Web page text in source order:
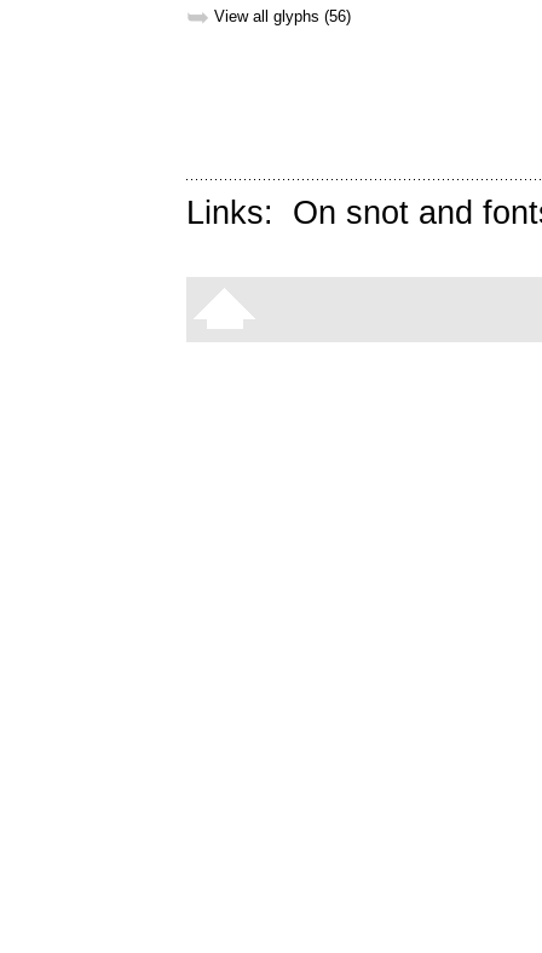
➥ View all glyphs (56)
Links: On snot and